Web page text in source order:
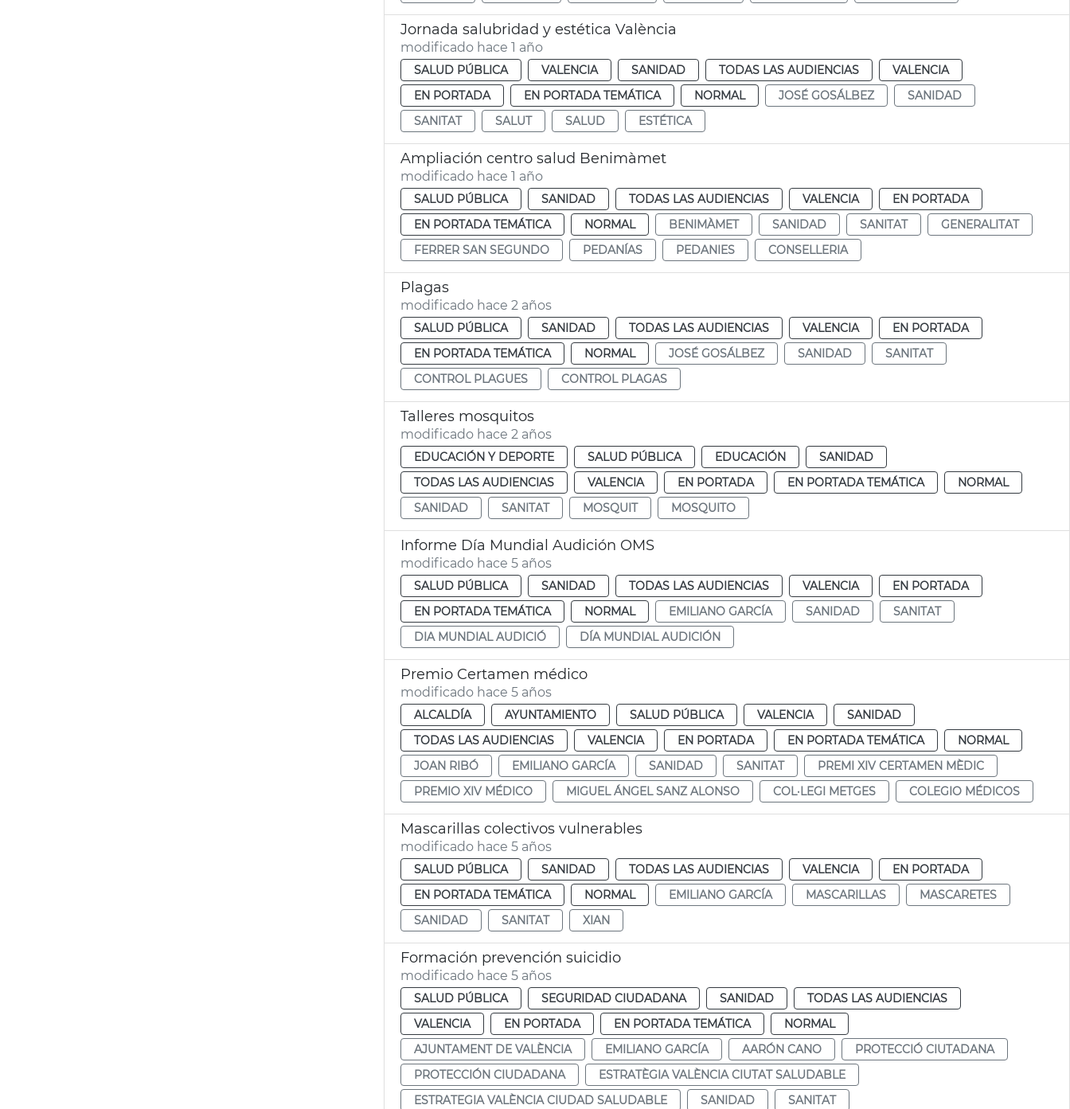
Jornada salubridad y estética València
modificado hace 1 año
SALUD PÚBLICA VALENCIA SANIDAD TODAS LAS AUDIENCIAS
VALENCIA
EN PORTADA
EN PORTADA TEMÁTICA NORMAL JOSÉ GOSÁLBEZ
SANIDAD
SANITAT
SALUT SALUD ESTÉTICA
Ampliación centro salud Benimàmet
modificado hace 1 año
SALUD PÚBLICA SANIDAD TODAS LAS AUDIENCIAS VALENCIA
EN PORTADA
EN PORTADA TEMÁTICA
NORMAL BENIMÀMET SANIDAD SANITAT
GENERALITAT
FERRER SAN SEGUNDO
PEDANÍAS PEDANIES CONSELLERIA
Plagas
modificado hace 2 años
SALUD PÚBLICA SANIDAD TODAS LAS AUDIENCIAS VALENCIA
EN PORTADA
EN PORTADA TEMÁTICA
NORMAL JOSÉ GOSÁLBEZ SANIDAD
SANITAT
CONTROL PLAGUES
CONTROL PLAGAS
Talleres mosquitos
modificado hace 2 años
EDUCACIÓN Y DEPORTE SALUD PÚBLICA EDUCACIÓN
SANIDAD
TODAS LAS AUDIENCIAS
VALENCIA EN PORTADA EN PORTADA TEMÁTICA
NORMAL
SANIDAD
SANITAT MOSQUIT MOSQUITO
Informe Día Mundial Audición OMS
modificado hace 5 años
SALUD PÚBLICA SANIDAD TODAS LAS AUDIENCIAS VALENCIA
EN PORTADA
EN PORTADA TEMÁTICA
NORMAL EMILIANO GARCÍA SANIDAD
SANITAT
DIA MUNDIAL AUDICIÓ
DÍA MUNDIAL AUDICIÓN
Premio Certamen médico
modificado hace 5 años
ALCALDÍA AYUNTAMIENTO SALUD PÚBLICA VALENCIA
SANIDAD
TODAS LAS AUDIENCIAS
VALENCIA EN PORTADA EN PORTADA TEMÁTICA
NORMAL
JOAN RIBÓ
EMILIANO GARCÍA SANIDAD SANITAT
PREMI XIV CERTAMEN MÈDIC
PREMIO XIV MÉDICO
MIGUEL ÁNGEL SANZ ALONSO COL·LEGI METGES COLEGIO MÉDICOS
Mascarillas colectivos vulnerables
modificado hace 5 años
SALUD PÚBLICA SANIDAD TODAS LAS AUDIENCIAS VALENCIA
EN PORTADA
EN PORTADA TEMÁTICA
NORMAL EMILIANO GARCÍA MASCARILLAS
MASCARETES
SANIDAD
SANITAT XIAN
Formación prevención suicidio
modificado hace 5 años
SALUD PÚBLICA SEGURIDAD CIUDADANA SANIDAD
TODAS LAS AUDIENCIAS
VALENCIA
EN PORTADA EN PORTADA TEMÁTICA
NORMAL
AJUNTAMENT DE VALÈNCIA
EMILIANO GARCÍA AARÓN CANO
PROTECCIÓ CIUTADANA
PROTECCIÓN CIUDADANA
ESTRATÈGIA VALÈNCIA CIUTAT SALUDABLE
ESTRATEGIA VALÈNCIA CIUDAD SALUDABLE
SANIDAD SANITAT